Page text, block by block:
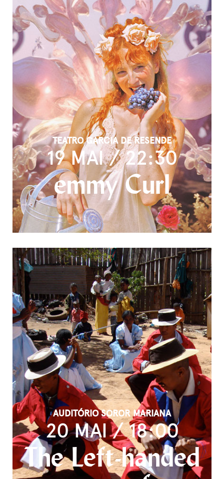
TEATRO GARCIA DE RESENDE
19 MAI / 22:30
emmy Curl
AUDITÓRIO SOROR MARIANA
20 MAI / 18:00
The Left-handed